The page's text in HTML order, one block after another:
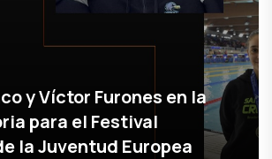
y Víctor Furones en la
para el Festival
la Juventud Europea